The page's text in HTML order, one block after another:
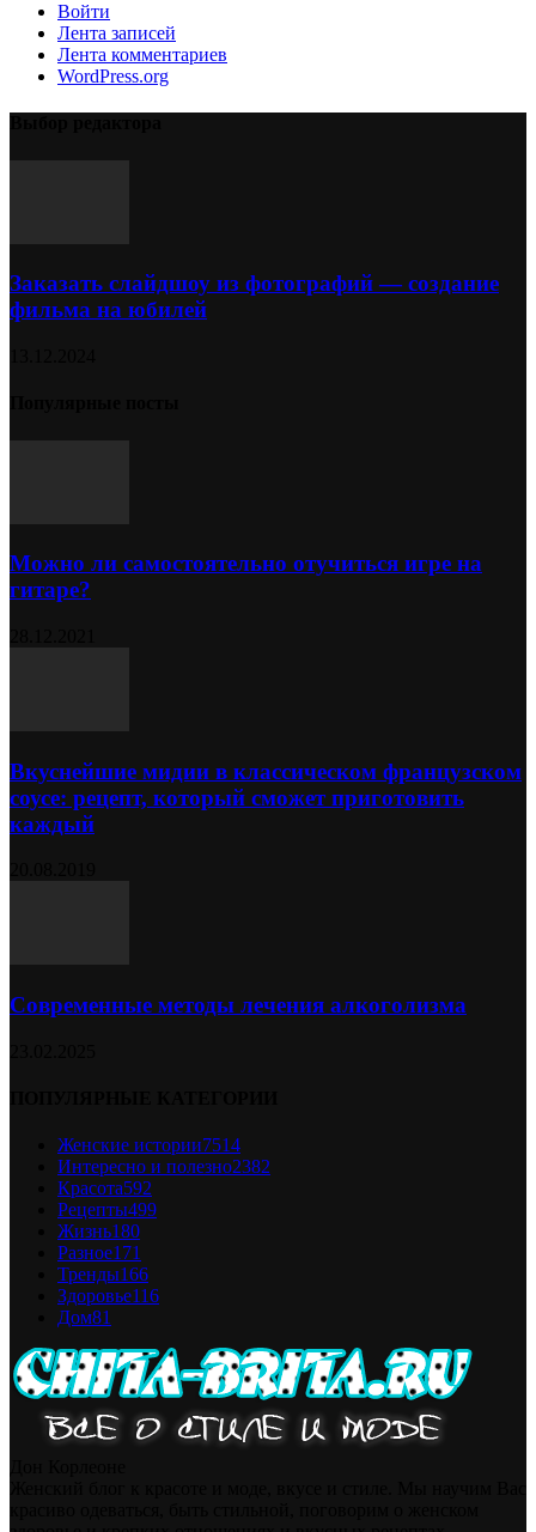
Войти
Лента записей
Лента комментариев
WordPress.org
Заказать слайдшоу из фотографий — создание
фильма на юбилей
Можно ли самостоятельно отучиться игре на
гитаре?
Вкуснейшие мидии в классическом французском
соусе: рецепт, который сможет приготовить
каждый
Современные методы лечения алкоголизма
Женские истории7514
Интересно и полезно2382
Красота592
Рецепты499
Жизнь180
Разное171
Тренды166
Здоровье116
Дом81